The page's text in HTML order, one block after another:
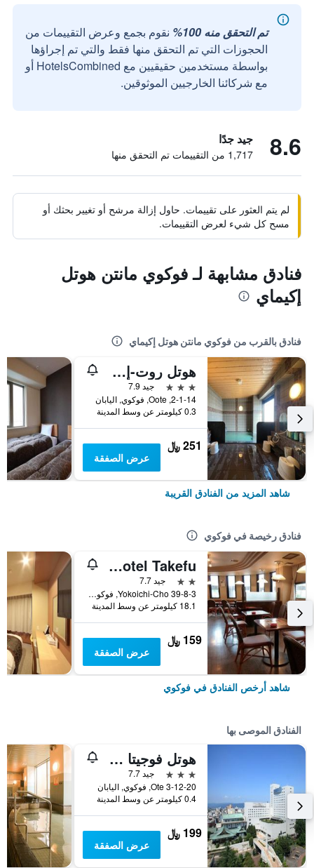
تم التحقق منه 100%
نقوم بجمع وعرض التقييمات من
الحجوزات التي تم التحقق منها فقط والتي تم إجراؤها
بواسطة مستخدمين حقيقيين مع HotelsCombined أو
مع شركائنا الخارجيين الموثوقين.
8.6 جيد جدًا
1,717 من التقييمات تم التحقق منها
لم يتم العثور على تقييمات. حاول إزالة مرشح أو تغيير بحثك أو
مسح كل شيء لعرض التقييمات.
فنادق مشابهة لـ فوكوي مانتن هوتل
إكيماي
فنادق بالقرب من فوكوي مانتن هوتل إكيماي
هوتل روت-إن فوكوي إكيماي
3 نجوم
جيد 7.9
2-1-14, Oote, فوكوي, اليابان
0.3 كيلومتر عن وسط المدينة
251 ﷼
عرض الصفقة
شاهد المزيد من الفنادق القريبة
فنادق رخيصة في فوكوي
Prince Hotel Takefu
2 نجمتين
جيد 7.7
39-8-3 Yokoichi-Cho, فوكوي, اليابان
18.1 كيلومتر عن وسط المدينة
159 ﷼
عرض الصفقة
شاهد أرخص الفنادق في فوكوي
الفنادق الموصى بها
هوتل فوجيتا فوكوي
3 نجوم
جيد 7.7
3-12-20 Ote, فوكوي, اليابان
0.4 كيلومتر عن وسط المدينة
199 ﷼
عرض الصفقة